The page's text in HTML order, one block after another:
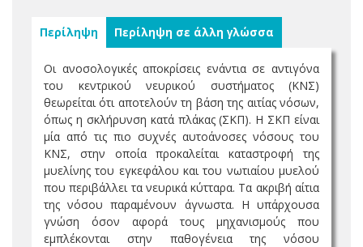
Περίληψη Περίληψη σε άλλη γλώσσα
Οι ανοσολογικές αποκρίσεις ενάντια σε αντιγόνα
του κεντρικού νευρικού συστήματος (ΚΝΣ)
θεωρείται ότι αποτελούν τη βάση της αιτίας νόσων,
όπως η σκλήρυνση κατά πλάκας (ΣΚΠ). Η ΣΚΠ είναι
μία από τις πιο συχνές αυτοάνοσες νόσους του
ΚΝΣ, στην οποία προκαλείται καταστροφή της
μυελίνης του εγκεφάλου και του νωτιαίου μυελού
που περιβάλλει τα νευρικά κύτταρα. Τα ακριβή αίτια
της νόσου παραμένουν άγνωστα. Η υπάρχουσα
γνώση όσον αφορά τους μηχανισμούς που
εμπλέκονται στην παθογένεια της νόσου